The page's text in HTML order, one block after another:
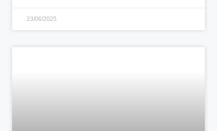
23/06/2025